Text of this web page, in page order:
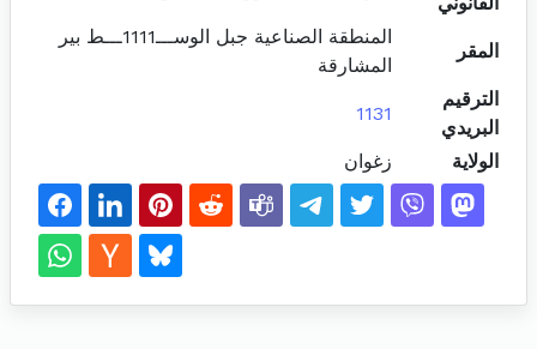
المقر
المنطقة الصناعية جبل الوســـ1111ـــط بير
المشارقة
الترقيم
البريدي
1131
الولاية زغوان